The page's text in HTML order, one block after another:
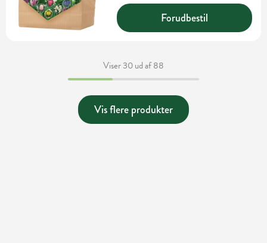
Forudbestil
Viser 30 ud af 88
Vis flere produkter